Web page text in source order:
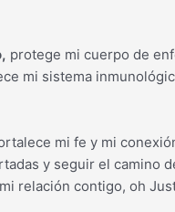
protege mi cuerpo de
mi sistema
mi fe y mi
y seguir el camino
relación contigo, oh